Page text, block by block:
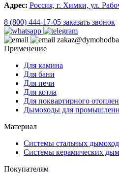
Адрес: Россия, г. Химки, ул.
8 (800) 444-17-05 заказать звонок
Применение
Для камина
Для бани
Для печи
Для котла
Для поквартирного
Дымоходы для
Материал
Системы стальных
Системы керамических
Покупателям